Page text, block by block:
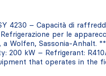
4230 – Capacità di
per le
Wolfen, Sassonia-Anhalt.
200 kW – Refrigerant:
that operates in the